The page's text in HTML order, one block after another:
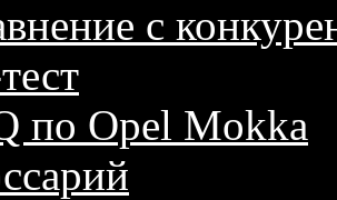
с
по Opel Mokka